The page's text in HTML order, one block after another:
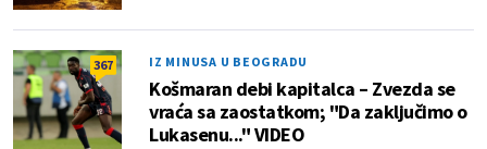
367 IZ MINUSA U BEOGRADU
Košmaran debi kapitalca – Zvezda se
vraća sa zaostatkom; "Da zaključimo o
Lukasenu..." VIDEO